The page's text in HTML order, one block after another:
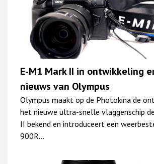
E-M1 Mark II in ontwikkeling
nieuws van Olympus
Olympus maakt op de Photokina de
het nieuwe ultra-snelle vlaggenschip
II bekend en introduceert een
900R…